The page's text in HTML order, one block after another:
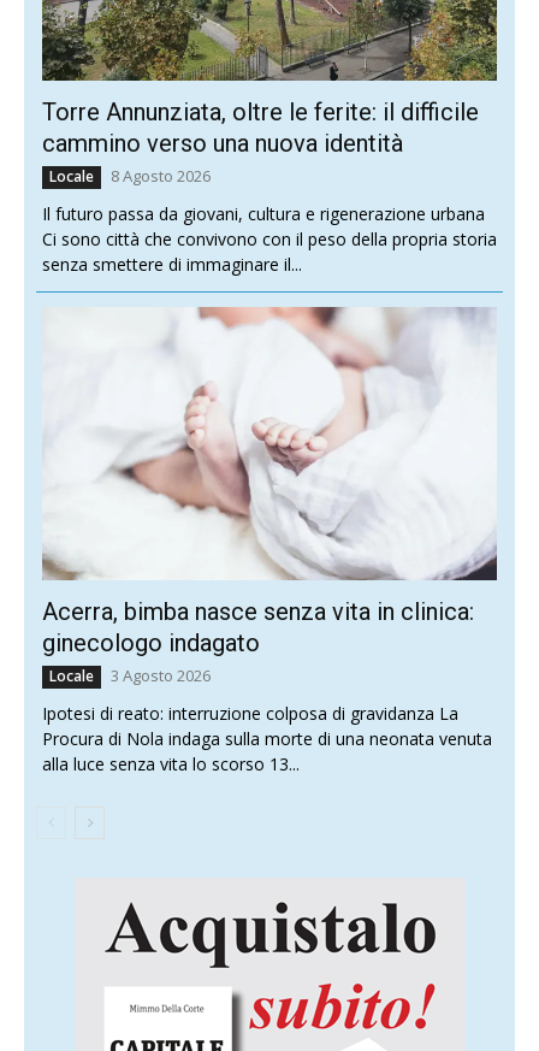
Torre Annunziata, oltre le ferite: il difficile
cammino verso una nuova identità
Locale 8 Agosto 2026
Il futuro passa da giovani, cultura e rigenerazione urbana
Ci sono città che convivono con il peso della propria storia
senza smettere di immaginare il...
Acerra, bimba nasce senza vita in clinica:
ginecologo indagato
Locale 3 Agosto 2026
Ipotesi di reato: interruzione colposa di gravidanza La
Procura di Nola indaga sulla morte di una neonata venuta
alla luce senza vita lo scorso 13...